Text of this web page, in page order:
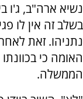
נשיא ארה"ב, ג'ו
בשלב זה אין לו
נתניהו. זאת
האומה כי
הממשלה.